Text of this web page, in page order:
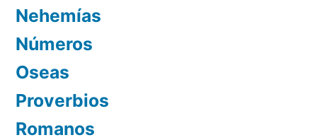
Nehemías
Números
Oseas
Proverbios
Romanos